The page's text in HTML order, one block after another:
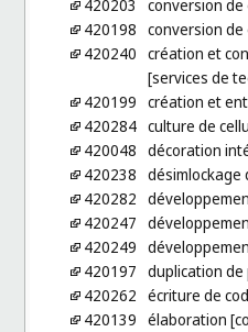
420203
conversion
420198 conversion
420240 création et
[services de
420199 création et
420284 culture de
420048 décoration
420238 désimlockage
420282
420247
420249
420197 duplication
420262 écriture de
420139 élaboration